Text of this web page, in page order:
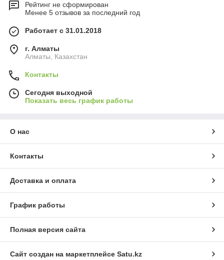
Рейтинг не сформирован
Менее 5 отзывов за последний год
Работает с 31.01.2018
г. Алматы
Алматы, Казахстан
Контакты
Сегодня выходной
Показать весь график работы
О нас
Контакты
Доставка и оплата
График работы
Полная версия сайта
Сайт создан на маркетплейсе Satu.kz